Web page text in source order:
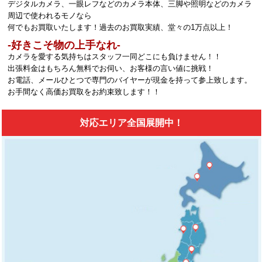
デジタルカメラ、一眼レフなどのカメラ本体、三脚や照明などのカメラ
周辺で使われるモノなら
何でもお買取いたします！過去のお買取実績、堂々の1万点以上！
‐好きこそ物の上手なれ‐
カメラを愛する気持ちはスタッフ一同どこにも負けません！！
出張料金はもちろん無料でお伺い、お客様の言い値に挑戦！
お電話、メールひとつで専門のバイヤーが現金を持って参上致します。
お手間なく高価お買取をお約束致します！！
対応エリア全国展開中！